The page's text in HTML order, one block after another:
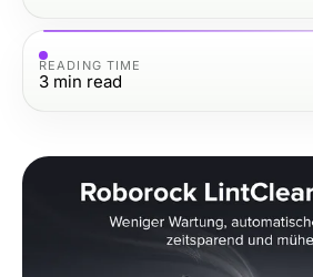
READING TIME
3 min read